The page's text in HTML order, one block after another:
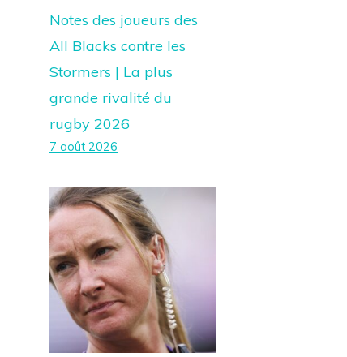
Notes des joueurs des
All Blacks contre les
Stormers | La plus
grande rivalité du
rugby 2026
7 août 2026